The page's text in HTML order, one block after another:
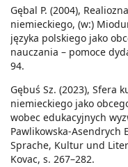
Gębal P. (2004),
niemieckiego, (w:)
języka polskiego jako
nauczania – pomoce
94.
Gębuś Sz. (2023), Sfera
niemieckiego jako
wobec edukacyjnych
Pawlikowska-Asendrych
Sprache, Kultur und
Kovac, s. 267–282.